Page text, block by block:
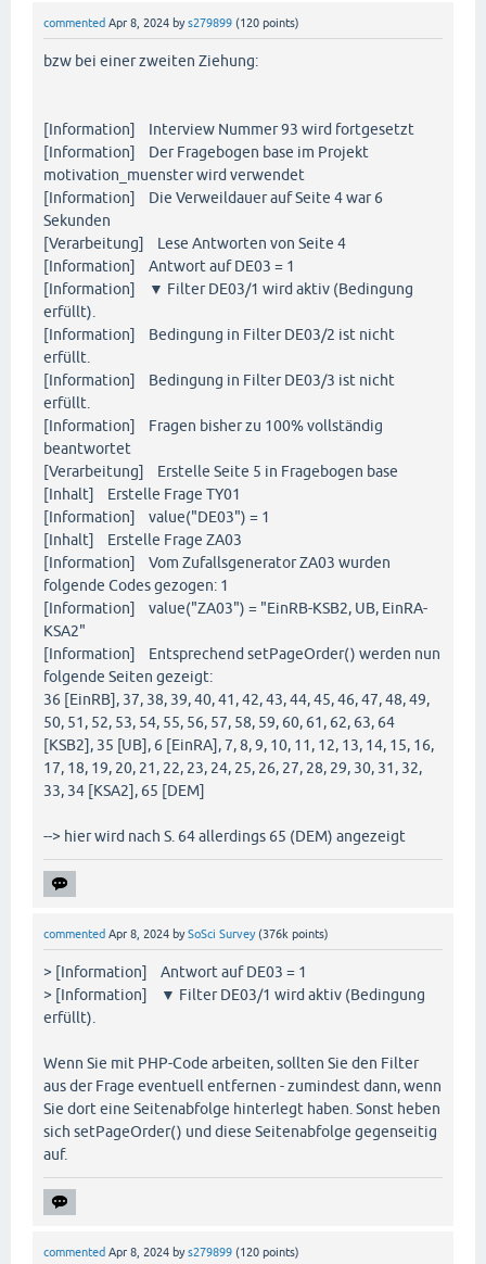
commented Apr 8, 2024 bys279899 (120 points)
bzw bei einer zweiten Ziehung:
[Information] Interview Nummer 93 wird fortgesetzt
[Information] Der Fragebogen base im Projekt
motivation_muenster wird verwendet
[Information] Die Verweildauer auf Seite 4 war 6
Sekunden
[Verarbeitung] Lese Antworten von Seite 4
[Information] Antwort auf DE03 = 1
[Information] ▼ Filter DE03/1 wird aktiv (Bedingung
erfüllt).
[Information] Bedingung in Filter DE03/2 ist nicht
erfüllt.
[Information] Bedingung in Filter DE03/3 ist nicht
erfüllt.
[Information] Fragen bisher zu 100% vollständig
beantwortet
[Verarbeitung] Erstelle Seite 5 in Fragebogen base
[Inhalt] Erstelle Frage TY01
[Information] value("DE03") = 1
[Inhalt] Erstelle Frage ZA03
[Information] Vom Zufallsgenerator ZA03 wurden
folgende Codes gezogen: 1
[Information] value("ZA03") = "EinRB-KSB2, UB, EinRA-
KSA2"
[Information] Entsprechend setPageOrder() werden nun
folgende Seiten gezeigt:
36 [EinRB], 37, 38, 39, 40, 41, 42, 43, 44, 45, 46, 47, 48, 49,
50, 51, 52, 53, 54, 55, 56, 57, 58, 59, 60, 61, 62, 63, 64
[KSB2], 35 [UB], 6 [EinRA], 7, 8, 9, 10, 11, 12, 13, 14, 15, 16,
17, 18, 19, 20, 21, 22, 23, 24, 25, 26, 27, 28, 29, 30, 31, 32,
33, 34 [KSA2], 65 [DEM]
--> hier wird nach S. 64 allerdings 65 (DEM) angezeigt
commented Apr 8, 2024 bySoSci Survey (376k points)
> [Information] Antwort auf DE03 = 1
> [Information] ▼ Filter DE03/1 wird aktiv (Bedingung
erfüllt).
Wenn Sie mit PHP-Code arbeiten, sollten Sie den Filter
aus der Frage eventuell entfernen - zumindest dann, wenn
Sie dort eine Seitenabfolge hinterlegt haben. Sonst heben
sich setPageOrder() und diese Seitenabfolge gegenseitig
auf.
commented Apr 8, 2024 bys279899 (120 points)